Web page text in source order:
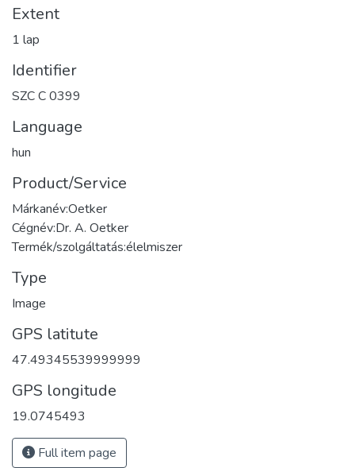
Extent
1 lap
Identifier
SZC C 0399
Language
hun
Product/Service
Márkanév:Oetker
Cégnév:Dr. A. Oetker
Termék/szolgáltatás:élelmiszer
Type
Image
GPS latitute
47.49345539999999
GPS longitude
19.0745493
Full item page